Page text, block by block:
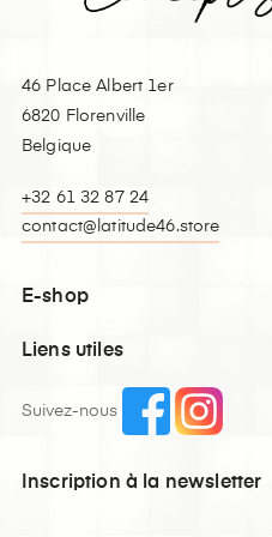
46 Place Albert 1er
6820 Florenville
Belgique
+32 61 32 87 24
contact@latitude46.store
E-shop
Liens utiles
Suivez-nous
Inscription à la newsletter